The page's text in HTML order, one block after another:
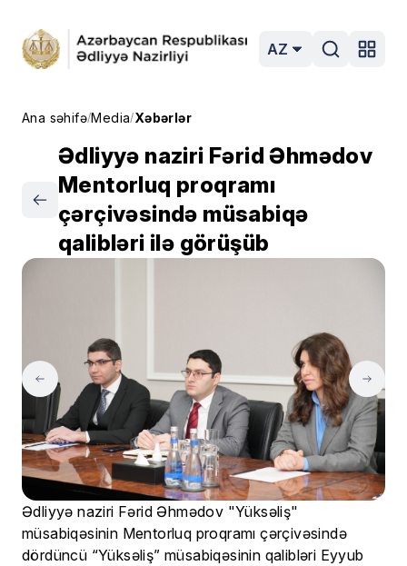
AZ
Ana səhifə/Media/Xəbərlər
Ədliyyə naziri Fərid Əhmədov
Mentorluq proqramı
çərçivəsində müsabiqə
qalibləri ilə görüşüb
Ədliyyə naziri Fərid Əhmədov "Yüksəliş"
müsabiqəsinin Mentorluq proqramı çərçivəsində
dördüncü “Yüksəliş” müsabiqəsinin qalibləri Eyyub